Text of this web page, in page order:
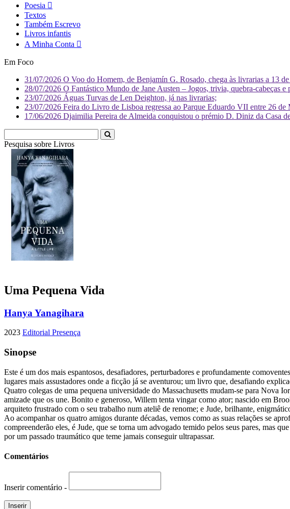
Poesia
Textos
Também Escrevo
Livros infantis
A Minha Conta
Em Foco
31/07/2026 O Voo do Homem, de Benjamín G. Rosado, chega às livrarias a 13
28/07/2026 O Fantástico Mundo de Jane Austen – Jogos, trivia, quebra-cabeças
23/07/2026 Águas Turvas de Len Deighton, já nas livrarias;
23/07/2026 Feira do Livro de Lisboa regressa ao Parque Eduardo VII entre 26 de
17/06/2026 Djaimilia Pereira de Almeida conquistou o prémio D. Diniz da Casa
Pesquisa sobre Li
Uma Pequena Vida
Hanya Yanagihara
2023 Editorial Presença
Sinopse
Este é um dos mais espantosos, desafiadores, perturbadores e profundamente
lugares mais assustadores onde a ficção já se aventurou; um livro que, desafiando
Quatro colegas de uma pequena universidade do Massachusetts mudam-se para Nova
amizade que os une. Bonito e generoso, Willem tenta vingar como ator; nascido em
arquiteto frustrado com o seu trabalho num ateliê de renome; e Jude, brilhante,
Ao acompanhar os quatro amigos durante décadas, vemos como as suas relações se
compreenderão eles, é Jude, que se torna um advogado temido pelos seus pares, mas
por um passado traumático que teme jamais conseguir ultrapassar.
Comentários
Inserir comentário -